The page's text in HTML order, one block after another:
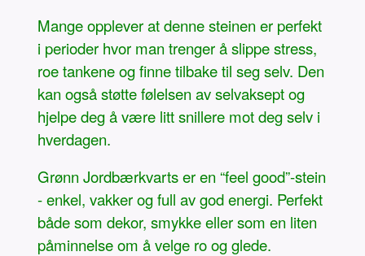
Mange opplever at denne steinen er perfekt
i perioder hvor man trenger å slippe stress,
roe tankene og finne tilbake til seg selv. Den
kan også støtte følelsen av selvaksept og
hjelpe deg å være litt snillere mot deg selv i
hverdagen.
Grønn Jordbærkvarts er en “feel good”-stein
- enkel, vakker og full av god energi. Perfekt
både som dekor, smykke eller som en liten
påminnelse om å velge ro og glede.